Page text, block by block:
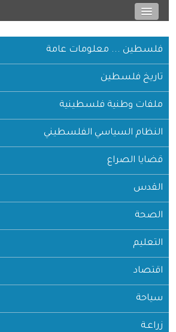
فلسطين ... معلومات عامة
تاريخ فلسطين
ملفات وطنية فلسطينية
النظام السياسي الفلسطيني
قضايا الصراع
القدس
الصحة
التعليم
اقتصاد
سياحة
زراعـة